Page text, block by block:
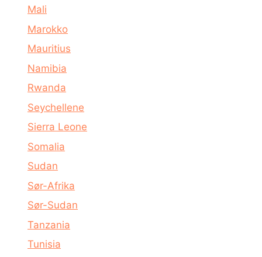
Mali
Marokko
Mauritius
Namibia
Rwanda
Seychellene
Sierra Leone
Somalia
Sudan
Sør-Afrika
Sør-Sudan
Tanzania
Tunisia